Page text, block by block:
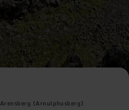
Arensberg (Arnulphusberg)